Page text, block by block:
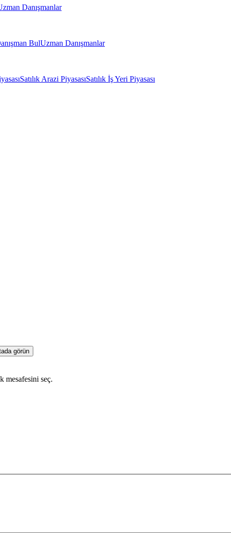
Danışmanlar
BulUzman Danışmanlar
Satılık Arazi PiyasasıSatılık İş Yeri Piyasası
görün
mesafesini seç.